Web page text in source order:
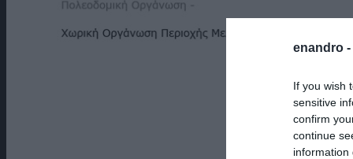
enandro -
If you wish
sensitive
confirm
continue
information